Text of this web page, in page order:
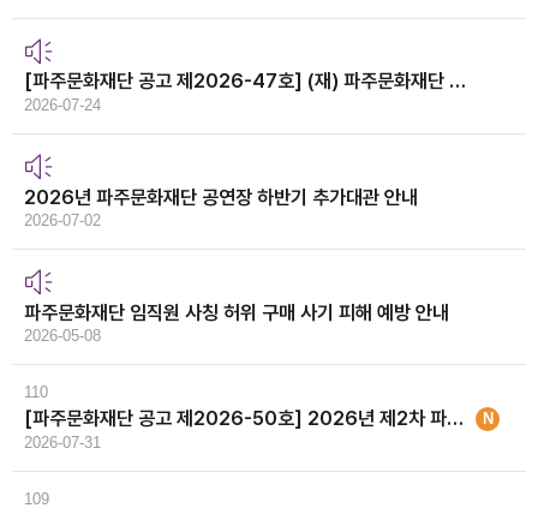
[파주문화재단 공고 제2026-47호] (재) 파주문화재단 대표이사 공개모집 공고
2026-07-24
2026년 파주문화재단 공연장 하반기 추가대관 안내
2026-07-02
파주문화재단 임직원 사칭 허위 구매 사기 피해 예방 안내
2026-05-08
110
[파주문화재단 공고 제2026-50호] 2026년 제2차 파주문화재단 직원채용 서류심사 합격자 및 면접심사 공고
N
2026-07-31
109